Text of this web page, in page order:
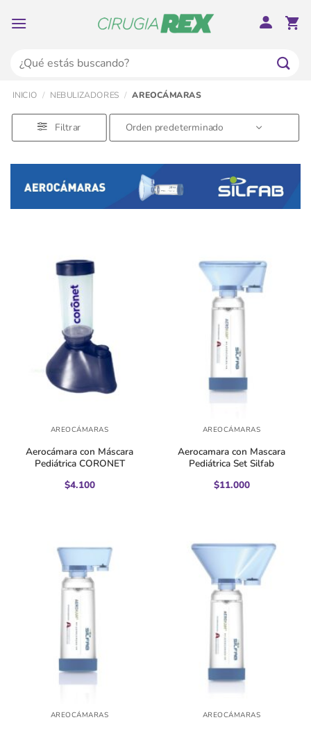
Buscar
por:
INICIO / NEBULIZADORES / AREOCÁMARAS
Filtrar
AREOCÁMARAS
Aerocámara con Máscara
Pediátrica CORONET
$4.100
AREOCÁMARAS
Aerocamara con Mascara
Pediátrica Set Silfab
$11.000
AREOCÁMARAS AREOCÁMARAS